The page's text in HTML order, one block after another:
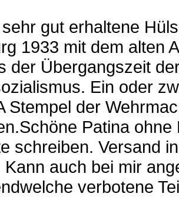
gut erhaltene
1933 mit dem alten
der Übergangszeit
Ein oder
Stempel der
Patina
schreiben. Versand
Kann auch bei mir
verbotene